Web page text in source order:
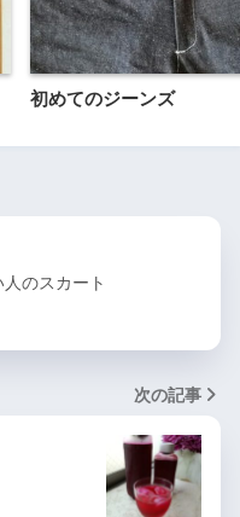
初めてのジーンズ
のスカート
次の記事